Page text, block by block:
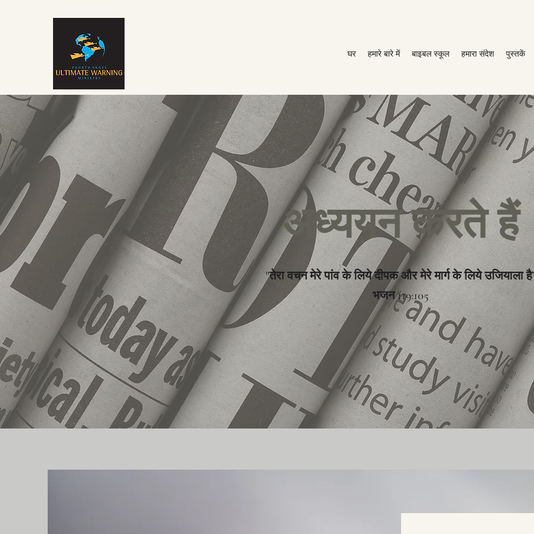
घर हमारे बारे में बाइबल स्कूल हमारा संदेश पुस्तकें
अध्ययन करते हैं
"तेरा वचन मेरे पांव के लिये दीपक और मेरे मार्ग के लिये उजियाला
भजन 119:105